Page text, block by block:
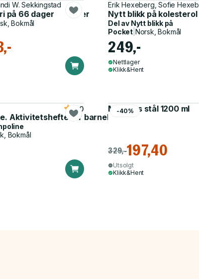
på under seks uker
W. Sekkingstad
på 66 dager
Bokmål
Erik Hexeberg, Sofie
Nytt blikk på
Del av Nytt blikk på
Pocket Norsk, Bokmål
249,-
Nettlager
Klikk&Hent
Aktivitetshefte for barnehagen
5.0
Bokmål
-40%
Matboks stål 1200 ml
329,-197,40
Utsolgt
Klikk&Hent